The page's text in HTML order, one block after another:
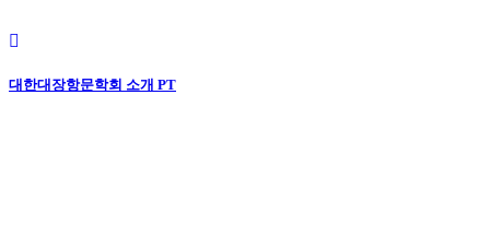
대한대장항문학회 소개 PT